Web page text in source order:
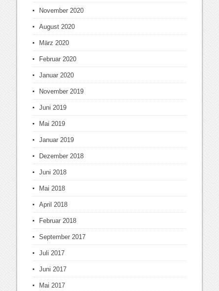
November 2020
August 2020
März 2020
Februar 2020
Januar 2020
November 2019
Juni 2019
Mai 2019
Januar 2019
Dezember 2018
Juni 2018
Mai 2018
April 2018
Februar 2018
September 2017
Juli 2017
Juni 2017
Mai 2017